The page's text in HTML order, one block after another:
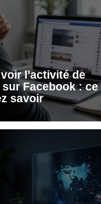
l’activité de
sur Facebook : ce
savoir